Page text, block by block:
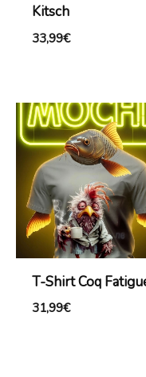
Kitsch
33,99€
T-Shirt Coq
31,99€